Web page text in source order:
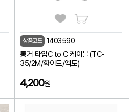
상품코드 1403590
롱거 타입C to C 케이블(TC-
35/2M/화이트/엑토)
4,200원